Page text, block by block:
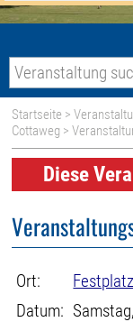
Startseite >
Cottaweg >
Diese
Ort:
Datum: